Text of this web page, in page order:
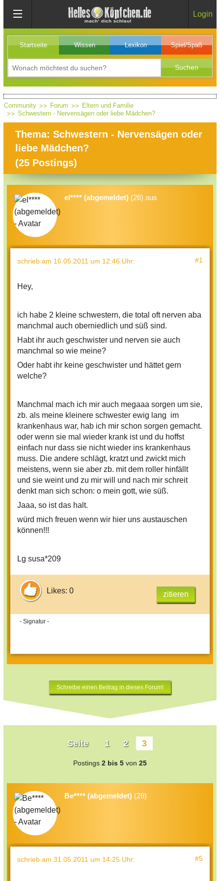
Login
Startseite Wissen Lexikon Spiel/Spaß
Community Forum
Eltern und Familie
Schwestern - Nervensägen oder liebe Mädchen?
Thema: Schwestern - Nervensägen oder
liebe Mädchen?
(25 Postings)
el**** (abgemeldet) (26) aus
schrieb am 16.05.2011 um 12:46 Uhr: #1
Hey,
ich habe 2 kleine schwestern, die total oft nerven aba
manchmal auch oberniedlich und süß sind.
Habt ihr auch geschwister und nerven sie auch
manchmal so wie meine?
Oder habt ihr keine geschwister und hättet gern
welche?
Manchmal mach ich mir auch megaaa sorgen um sie,
zb. als meine kleinere schwester ewig lang im
krankenhaus war, hab ich mir schon sorgen gemacht.
oder wenn sie mal wieder krank ist und du hoffst
einfach nur dass sie nicht wieder ins krankenhaus
muss. Die andere schlägt, kratzt und zwickt mich
meistens, wenn sie aber zb. mit dem roller hinfällt
und sie weint und zu mir will und nach mir schreit
denkt man sich schon: o mein gott, wie süß.
Jaaa, so ist das halt.
würd mich freuen wenn wir hier uns austauschen
können!!!
Lg susa*209
Likes: 0 zitieren
- Signatur -
Schreibe einen Beitrag in dieses Forum!
Seite 1 2 3
Postings 2 bis 5 von 25
Be**** (abgemeldet) (28)
schrieb am 31.05.2011 um 14:25 Uhr: #5